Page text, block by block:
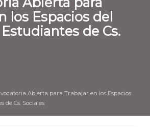
los Espacios del
de Cs.
Abierta para Trabajar en los Espacios
de Cs. Sociales